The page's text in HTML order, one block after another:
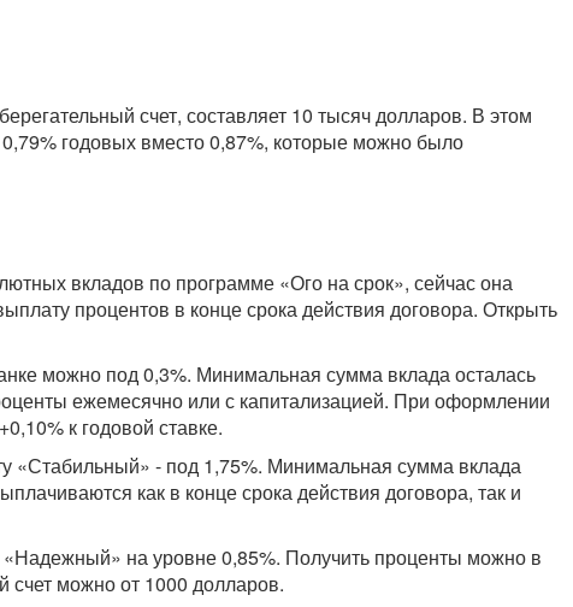
счет, составляет 10 тысяч долларов. В этом
0,79% годовых вместо 0,87%, которые можно было
вкладов по программе «Ого на срок», сейчас она
процентов в конце срока действия договора. Открыть
можно под 0,3%. Минимальная сумма вклада осталась
ежемесячно или с капитализацией. При оформлении
к годовой ставке.
«Стабильный» - под 1,75%. Минимальная сумма вклада
как в конце срока действия договора, так и
на уровне 0,85%. Получить проценты можно в
счет можно от 1000 долларов.